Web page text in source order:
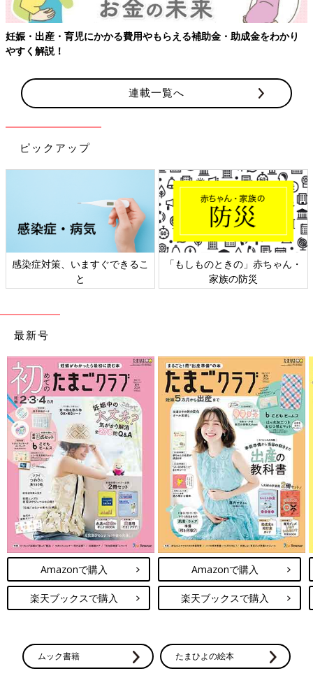
妊娠・出産・育児にかかる費用やもらえる補助金・助成金をわかり
やすく解説！
連載一覧へ
ピックアップ
感染症対策、いますぐできるこ
と
「もしものときの」赤ちゃん・
家族の防災
最新号
Amazonで購入
楽天ブックスで購入
Amazonで購入
楽天ブックスで購入
ムック書籍 たまひよの絵本